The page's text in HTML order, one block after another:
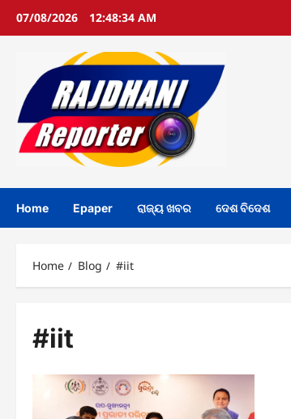
07/08/2026 12:48:34 AM
Home Epaper ରାଜ୍ୟ ଖବର ଦେଶ ବିଦେଶ
Home Blog #iit
#iit